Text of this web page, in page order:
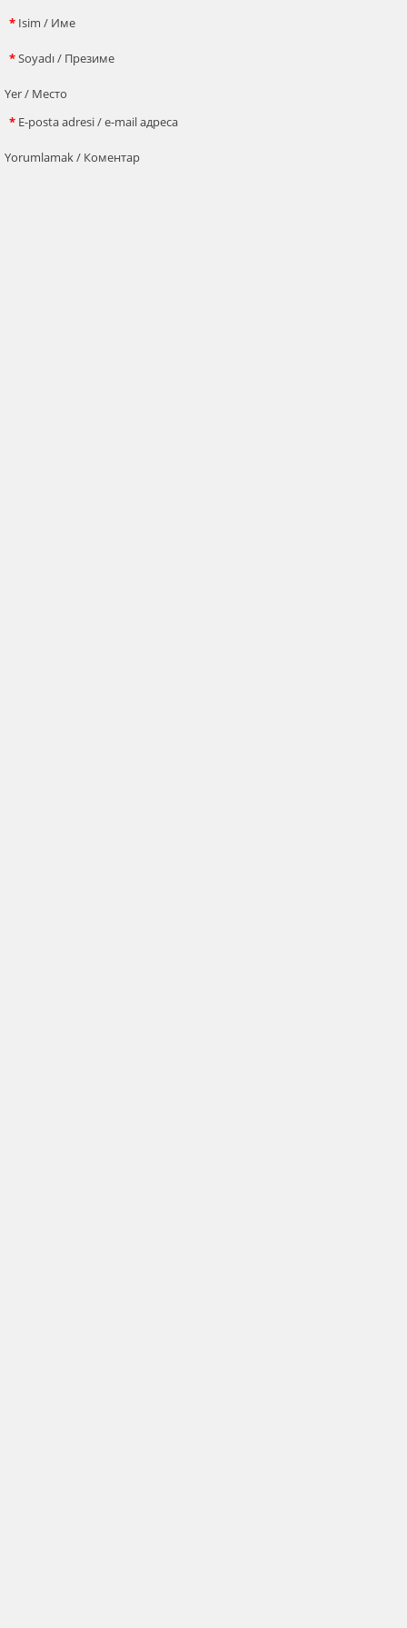
* Isim / Име
*Soyadı / Презиме
Yer / Место
* E-posta adresi / e-mail адреса
Yorumlamak / Коментар